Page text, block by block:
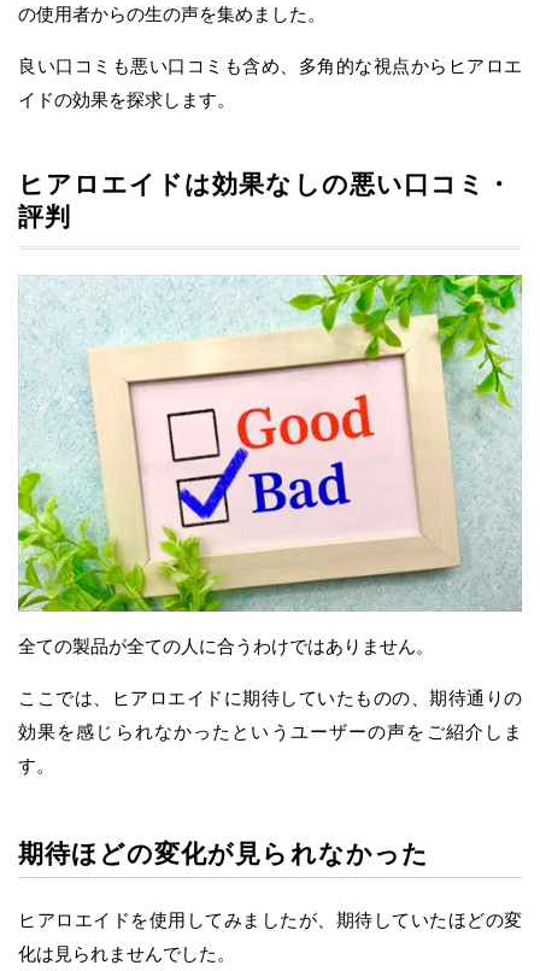
の使用者からの生の声を集めました。
良い口コミも悪い口コミも含め、多角的な視点からヒアロエ
イドの効果を探求します。
ヒアロエイドは効果なしの悪い口コミ・
評判
全ての製品が全ての人に合うわけではありません。
ここでは、ヒアロエイドに期待していたものの、期待通りの
効果を感じられなかったというユーザーの声をご紹介しま
す。
期待ほどの変化が見られなかった
ヒアロエイドを使用してみましたが、期待していたほどの変
化は見られませんでした。